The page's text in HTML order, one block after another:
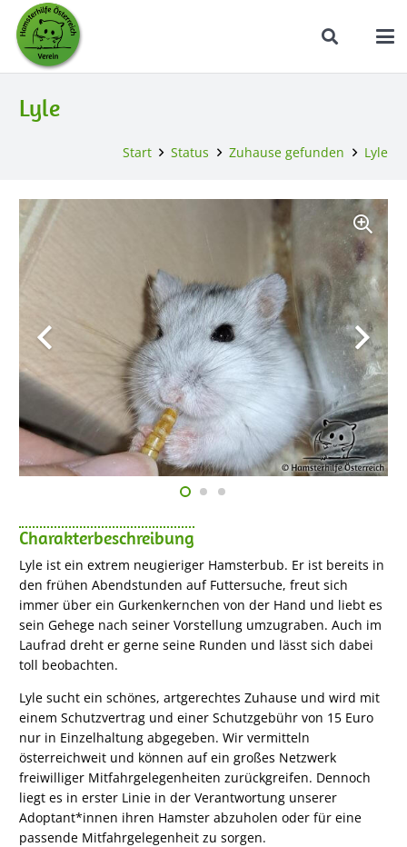
Lyle
Start Status Zuhause gefunden Lyle
Charakterbeschreibung
Lyle ist ein extrem neugieriger Hamsterbub. Er ist bereits in
den frühen Abendstunden auf Futtersuche, freut sich
immer über ein Gurkenkernchen von der Hand und liebt es
sein Gehege nach seiner Vorstellung umzugraben. Auch im
Laufrad dreht er gerne seine Runden und lässt sich dabei
toll beobachten.
Lyle sucht ein schönes, artgerechtes Zuhause und wird mit
einem Schutzvertrag und einer Schutzgebühr von 15 Euro
nur in Einzelhaltung abgegeben. Wir vermitteln
österreichweit und können auf ein großes Netzwerk
freiwilliger Mitfahrgelegenheiten zurückgreifen. Dennoch
liegt es in erster Linie in der Verantwortung unserer
Adoptant*innen ihren Hamster abzuholen oder für eine
passende Mitfahrgelegenheit zu sorgen.